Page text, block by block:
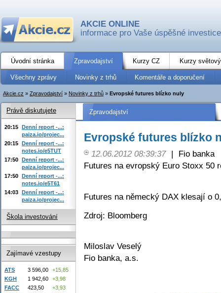
AKCIE ONLINE
informace pro Vaše úspěšné investice
Úvodní stránka Zpravodajství Kurzy CZ Kurzy
Všechny zprávy Novinky z trhů Komentáře a doporučení
Akcie.cz » Zpravodajství » Novinky z trhů » Evropské futures blízko nuly
Zpravodajství
Evropské futures blízko
12.06.2012 08:39:37 |
Fio banka
Futures na evropský Euro Stoxx 50
Futures na německý DAX klesají o
Zdroj: Bloomberg
Miloslav Veselý
Fio banka, a.s.
Právě diskutujete
20:15 Denní report -...:
paiza.io/projec...
20:15 Denní report -...:
notes.io/e5TUT
17:50 Denní report -...:
paiza.io/projec...
17:50 Denní report -...:
notes.io/e5T61
14:03 Denní report -...:
paiza.io/projec...
Škola investování
Zajímavé vzestupy
ATS 3 596,00
+15,85
KGH
1 942,60
+3,98
FACC
423,50
+3,93